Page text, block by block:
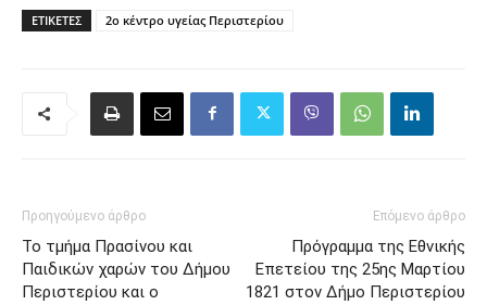
ΕΤΙΚΈΤΕΣ 2ο κέντρο υγείας Περιστερίου